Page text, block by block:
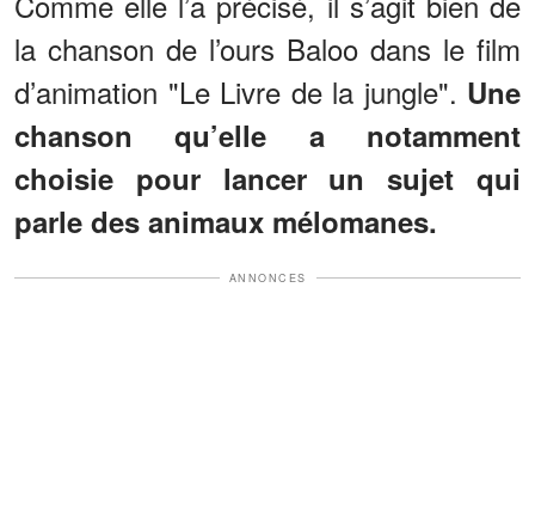
la chanson de l’ours Baloo dans le film
d’animation "Le Livre de la jungle". Une
chanson qu’elle a notamment
choisie pour lancer un sujet qui
parle des animaux mélomanes.
ANNONCES